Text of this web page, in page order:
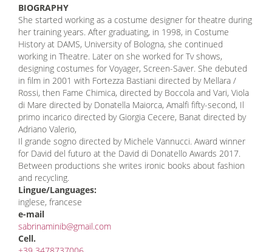
BIOGRAPHY
She started working as a costume designer for theatre during
her training years. After graduating, in 1998, in Costume
History at DAMS, University of Bologna, she continued
working in Theatre. Later on she worked for Tv shows,
designing costumes for Voyager, Screen-Saver. She debuted
in film in 2001 with Fortezza Bastiani directed by Mellara /
Rossi, then Fame Chimica, directed by Boccola and Vari, Viola
di Mare directed by Donatella Maiorca, Amalfi fifty-second, Il
primo incarico directed by Giorgia Cecere, Banat directed by
Adriano Valerio,
Il grande sogno directed by Michele Vannucci. Award winner
for David del futuro at the David di Donatello Awards 2017.
Between productions she writes ironic books about fashion
and recycling.
Lingue/Languages:
inglese, francese
e-mail
sabrinaminib@gmail.com
Cell.